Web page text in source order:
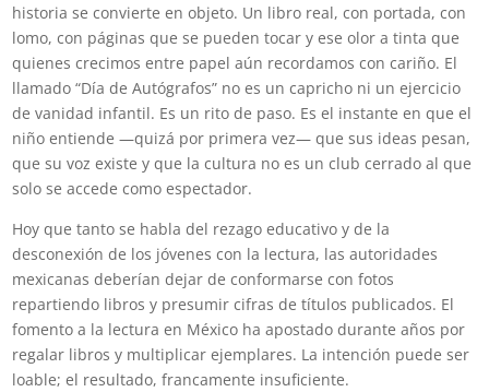
historia se convierte en objeto. Un libro real, con portada, con
lomo, con páginas que se pueden tocar y ese olor a tinta que
quienes crecimos entre papel aún recordamos con cariño. El
llamado “Día de Autógrafos” no es un capricho ni un ejercicio
de vanidad infantil. Es un rito de paso. Es el instante en que el
niño entiende —quizá por primera vez— que sus ideas pesan,
que su voz existe y que la cultura no es un club cerrado al que
solo se accede como espectador.
Hoy que tanto se habla del rezago educativo y de la
desconexión de los jóvenes con la lectura, las autoridades
mexicanas deberían dejar de conformarse con fotos
repartiendo libros y presumir cifras de títulos publicados. El
fomento a la lectura en México ha apostado durante años por
regalar libros y multiplicar ejemplares. La intención puede ser
loable; el resultado, francamente insuficiente.